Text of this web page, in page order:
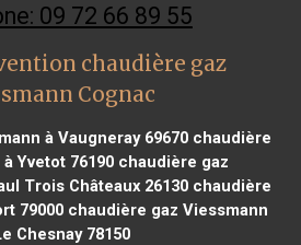
09 72 66 89 55
chaudière gaz
Cognac
à Vaugneray 69670chaudière
Yvetot 76190chaudière gaz
Trois Châteaux 26130 chaudière
79000chaudière gaz Viessmann
Chesnay 78150